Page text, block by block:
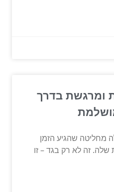
ומרגשת בדרך
מחליטה שהגיע הזמן
זה לא רק בגד – זו